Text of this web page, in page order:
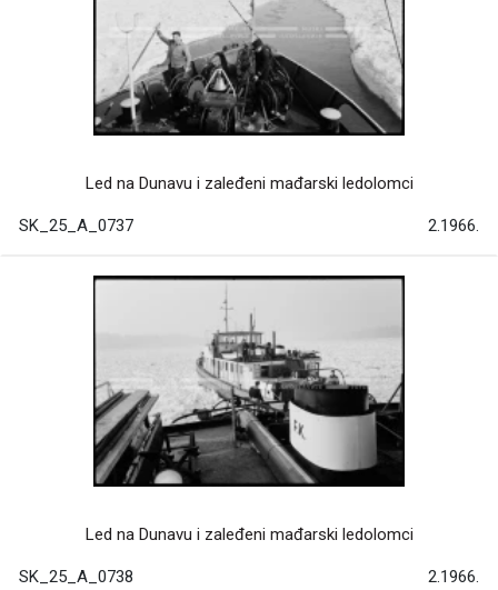
Led na Dunavu i zaleđeni mađarski ledolomci
SK_25_A_0737 2.1966.
Led na Dunavu i zaleđeni mađarski ledolomci
SK_25_A_0738 2.1966.